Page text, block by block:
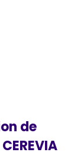
de